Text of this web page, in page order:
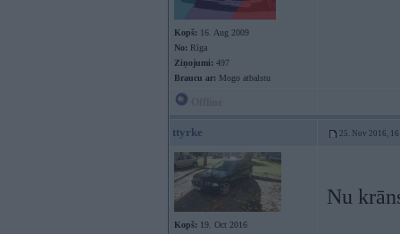
Kopš: 16. Aug 2009
No: Rīga
Ziņojumi: 497
Braucu ar: Mogo atbalstu
ttyrke 25. Nov 2016,
Kopš: 19. Oct 2016
Nu